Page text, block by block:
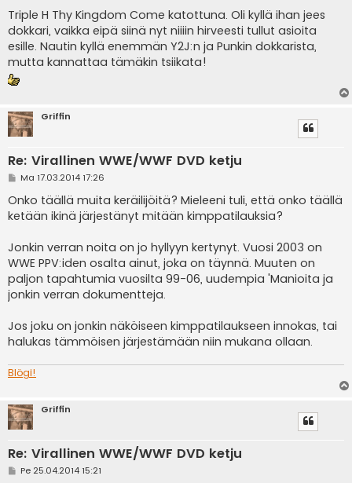
e
s
t
i
Triple H Thy Kingdom Come katottuna. Oli kyllä ihan jees
dokkari, vaikka eipä siinä nyt niiiin hirveesti tullut asioita
esille. Nautin kyllä enemmän Y2J:n ja Punkin dokkarista,
mutta kannattaa tämäkin tsiikata!
Griffin
Re: Virallinen WWE/WWF DVD ketju
V
e
s
t
Ma 17.03.2014 17:26
Onko täällä muita keräilijöitä? Mieleeni tuli, että onko täällä
ketään ikinä järjestänyt mitään kimppatilauksia?
Jonkin verran noita on jo hyllyyn kertynyt. Vuosi 2003 on
WWE PPV:iden osalta ainut, joka on täynnä. Muuten on
paljon tapahtumia vuosilta 99-06, uudempia 'Manioita ja
jonkin verran dokumentteja.
Jos joku on jonkin näköiseen kimppatilaukseen innokas, tai
halukas tämmöisen järjestämään niin mukana ollaan.
Blögi!
Griffin
Re: Virallinen WWE/WWF DVD ketju
VPe 25.04.2014 15:21